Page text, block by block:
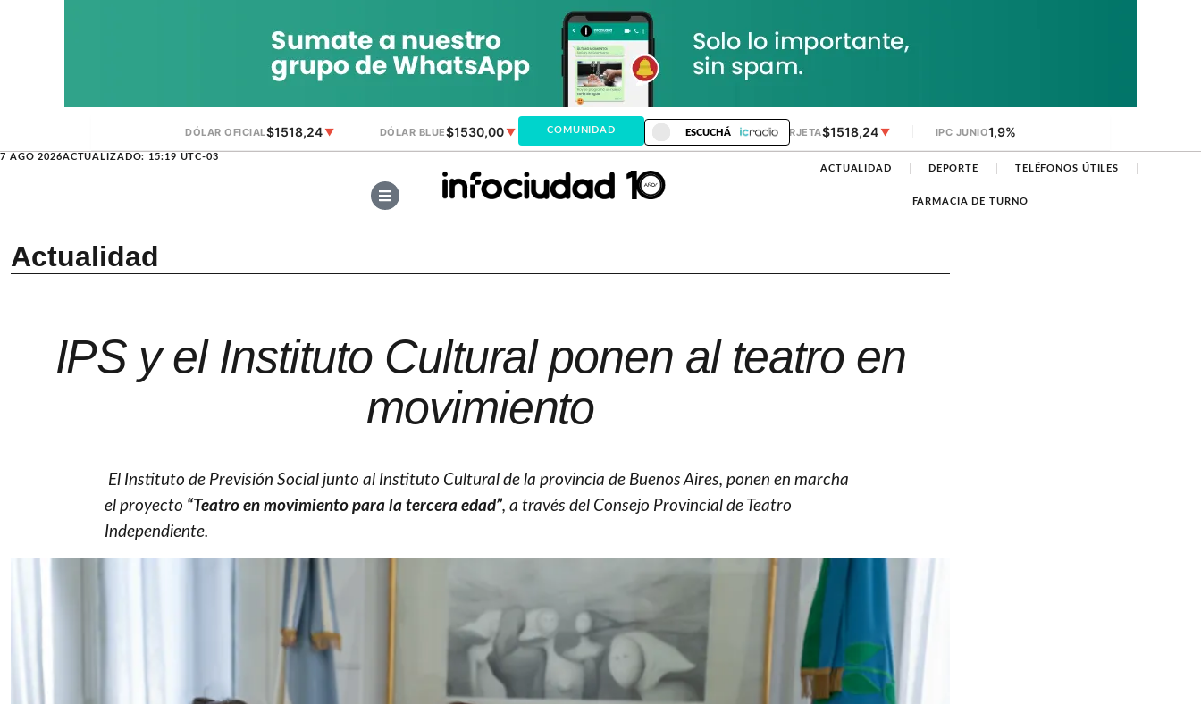
DÓLAR OFICIAL$1518,24▼ DÓLAR BLUE$1530,00▼ DÓLAR MEP ▼ DÓLAR TARJETA$1518,24▼ IPC JUNIO1,9%
7 AGO 2026ACTUALIZADO: 15:19 UTC-03
COMUNIDAD ESCUCHÁ
ACTUALIDAD DEPORTE TELÉFONOS ÚTILES
FARMACIA DE TURNO
Actualidad
IPS y el Instituto Cultural ponen al teatro en
movimiento
El Instituto de Previsión Social junto al Instituto Cultural de la provincia de Buenos Aires, ponen en marcha
el proyecto “Teatro en movimiento para la tercera edad”, a través del Consejo Provincial de Teatro
Independiente.